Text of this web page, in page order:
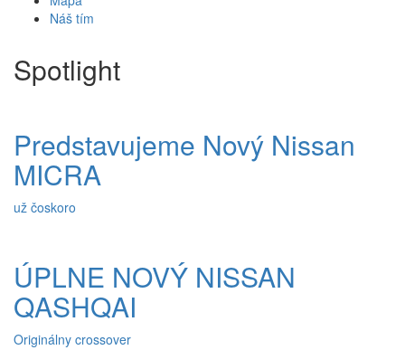
Náš tím
Spotlight
Predstavujeme Nový Nissan
MICRA
už čoskoro
ÚPLNE NOVÝ NISSAN
QASHQAI
Originálny crossover